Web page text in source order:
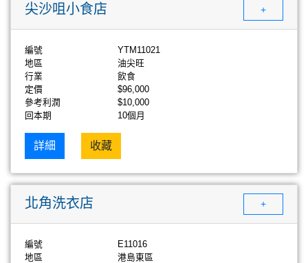
尖沙咀小食店 +
編號
YTM11021
地區
油尖旺
行業
飲食
定價
$96,000
參考利潤
$10,000
回本期
10個月
詳細 收藏
北角洗衣店 +
編號
E11016
地區
港島東區